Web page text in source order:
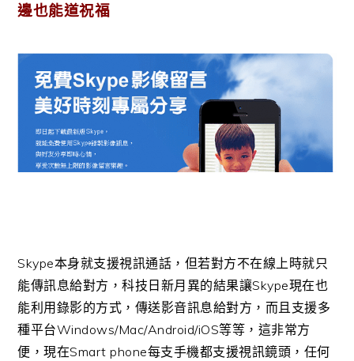
邊也能道祝福
Skype本身就支援視訊通話，但若對方不在線上時就只
能傳訊息給對方，科技日新月異的結果讓Skype現在也
能利用錄影的方式，傳送影音訊息給對方，而且支援多
種平台Windows/Mac/Android/iOS等等，這非常方
便，現在Smart phone每支手機都支援視訊鏡頭，任何